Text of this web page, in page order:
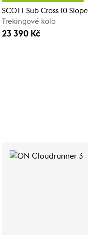
SCOTT Sub Cross 10 Slope
Trekingové kolo
23 390 Kč